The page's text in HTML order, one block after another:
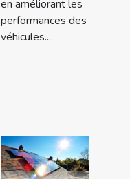
en améliorant les
performances des
véhicules....